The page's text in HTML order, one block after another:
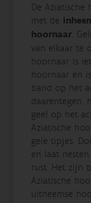
De
met de
hoornaar.
van elkaar te
hoornaar is
hoornaar en
band op het
daarentegen,
geel op het
Aziatische
gele tipjes.
en laat
rust. Het zijn
Aziatische
uitheemse